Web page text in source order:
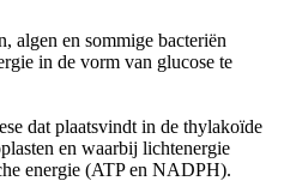
algen en sommige bacteriën
in de vorm van glucose te
dat plaatsvindt in de thylakoïde
en waarbij lichtenergie
energie (ATP en NADPH).